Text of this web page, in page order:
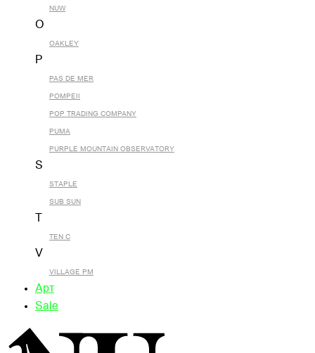
NUW
O
OAKLEY
P
PAS DE MER
POMPEII
POP TRADING COMPANY
PUMA
PURPLE MOUNTAIN OBSERVATORY
S
STAPLE
SUB SUN
TEN C
V
VILLAGE PM
Арт
Sale